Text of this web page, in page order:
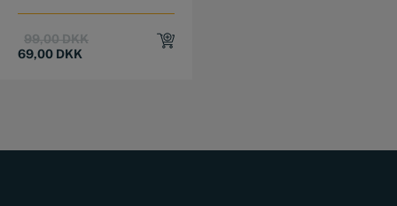
99,00DKKOriginal
69,00 DKK
Current